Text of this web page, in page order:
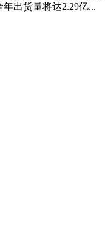
出货量将达2.29亿...